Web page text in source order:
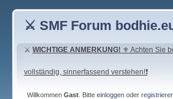
⚔ SMF Forum
⚔ WICHTIGE ANMERKUNG! ⚜ Achten Sie
vollständig, sinnerfassend verstehen!❗
Willkommen Gast. Bitte einloggenoder